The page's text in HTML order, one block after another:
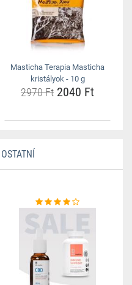
Masticha Terapia Masticha
kristályok - 10 g
2970 Ft 2040 Ft